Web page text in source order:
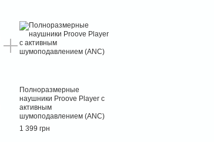
Полноразмерные
наушники Proove Player с
активным
шумоподавлением (ANC)
1 399 грн